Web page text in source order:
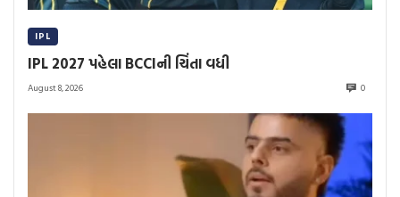
IPL
IPL 2027 પહેલા BCCIની ચિંતા વધી
August 8, 2026 0